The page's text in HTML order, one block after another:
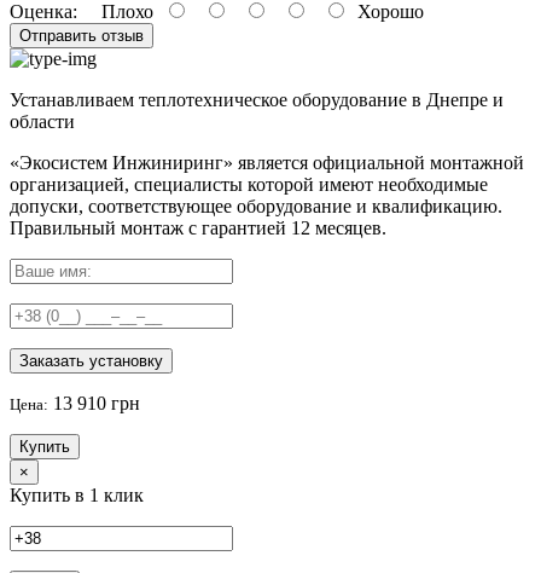
Оценка: Плохо Хорошо
Отправить отзыв
Устанавливаем теплотехническое оборудование в Днепре и
области
«Экосистем Инжиниринг» является официальной монтажной
организацией, специалисты которой имеют необходимые
допуски, соответствующее оборудование и квалификацию.
Правильный монтаж с гарантией 12 месяцев.
Заказать установку
Цена: 13 910 грн
Купить
×
Купить в 1 клик